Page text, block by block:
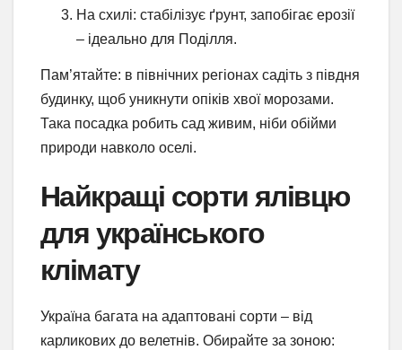
На схилі: стабілізує ґрунт, запобігає ерозії
– ідеально для Поділля.
Пам’ятайте: в північних регіонах садіть з півдня
будинку, щоб уникнути опіків хвої морозами.
Така посадка робить сад живим, ніби обійми
природи навколо оселі.
Найкращі сорти ялівцю
для українського
клімату
Україна багата на адаптовані сорти – від
карликових до велетнів. Обирайте за зоною: